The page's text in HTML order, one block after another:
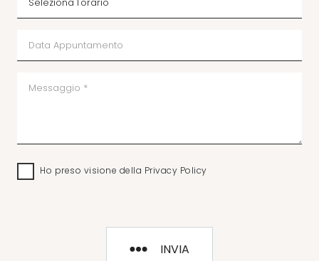
Ho preso visione della Privacy Policy
INVIA